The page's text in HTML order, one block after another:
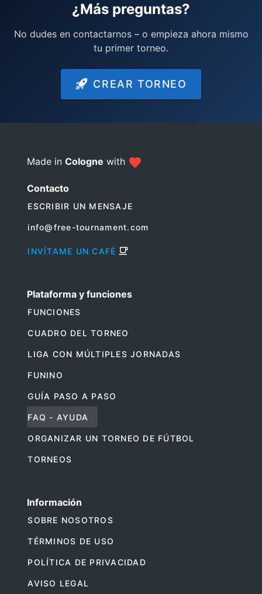
¿Más preguntas?
No dudes en contactarnos – o empieza ahora mismo
tu primer torneo.
CREAR TORNEO
Made in Cologne with
Contacto
ESCRIBIR UN MENSAJE
info@free-tournament.com
INVÍTAME UN CAFÉ
Plataforma y funciones
FUNCIONES
CUADRO DEL TORNEO
LIGA CON MÚLTIPLES JORNADAS
FUNINO
GUÍA PASO A PASO
FAQ - AYUDA
ORGANIZAR UN TORNEO DE FÚTBOL
TORNEOS
Información
SOBRE NOSOTROS
TÉRMINOS DE USO
POLÍTICA DE PRIVACIDAD
AVISO LEGAL